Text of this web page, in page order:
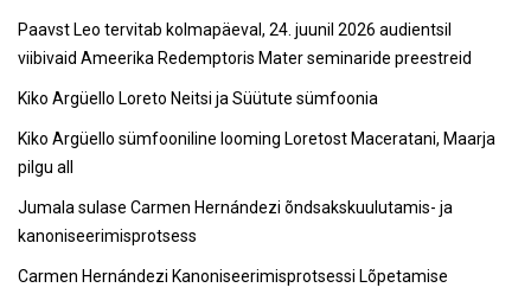
Paavst Leo tervitab kolmapäeval, 24. juunil 2026 audientsil
viibivaid Ameerika Redemptoris Mater seminaride preestreid
Kiko Argüello Loreto Neitsi ja Süütute sümfoonia
Kiko Argüello sümfooniline looming Loretost Maceratani, Maarja
pilgu all
Jumala sulase Carmen Hernándezi õndsakskuulutamis- ja
kanoniseerimisprotsess
Carmen Hernándezi Kanoniseerimisprotsessi Lõpetamise